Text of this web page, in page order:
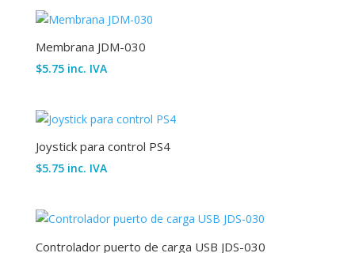
Membrana JDM-030
$5.75 inc. IVA
Joystick para control PS4
$5.75 inc. IVA
Controlador puerto de carga USB JDS-030